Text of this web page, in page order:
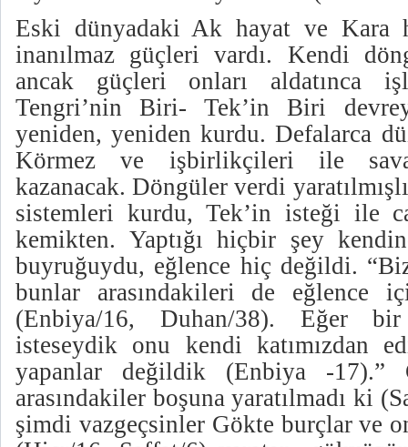
Eski dünyadaki Ak hayat ve Kara
inanılmaz güçleri vardı. Kendi
ancak güçleri onları aldatınca
Tengri’nin Biri- Tek’in Biri
yeniden, yeniden kurdu. Defalarca
Körmez ve işbirlikçileri ile
kazanacak. Döngüler verdi
sistemleri kurdu, Tek’in isteği ile
kemikten. Yaptığı hiçbir şey
buyruğuydu, eğlence hiç değildi.
bunlar arasındakileri de eğlence
(Enbiya/16, Duhan/38). Eğer
isteseydik onu kendi katımızdan
yapanlar değildik (Enbiya -
arasındakiler boşuna yaratılmadı ki
şimdi vazgeçsinler Gökte burçlar ve